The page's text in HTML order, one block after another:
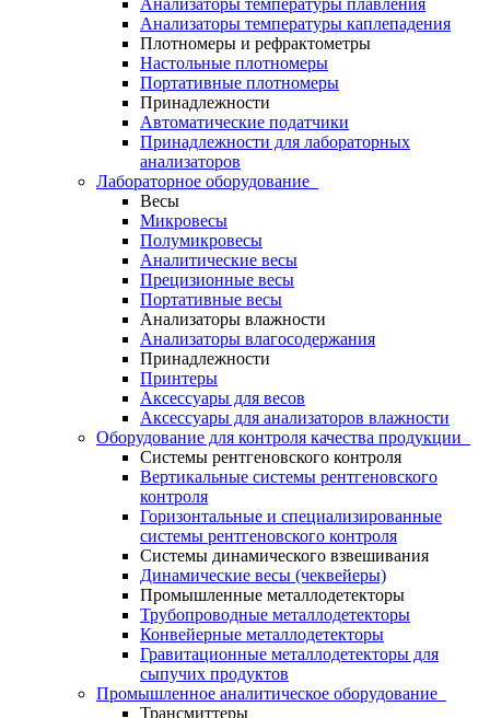
Анализаторы температуры плавления
Анализаторы температуры каплепадения
Плотномеры и рефрактометры
Настольные плотномеры
Портативные плотномеры
Принадлежности
Автоматические податчики
Принадлежности для лабораторных
анализаторов
Лабораторное оборудование
Весы
Микровесы
Полумикровесы
Аналитические весы
Прецизионные весы
Портативные весы
Анализаторы влажности
Анализаторы влагосодержания
Принадлежности
Принтеры
Аксессуары для весов
Аксессуары для анализаторов влажности
Оборудование для контроля качества продукции
Системы рентгеновского контроля
Вертикальные системы рентгеновского
контроля
Горизонтальные и специализированные
системы рентгеновского контроля
Системы динамического взвешивания
Динамические весы (чеквейеры)
Промышленные металлодетекторы
Трубопроводные металлодетекторы
Конвейерные металлодетекторы
Гравитационные металлодетекторы для
сыпучих продуктов
Промышленное аналитическое оборудование
Трансмиттеры